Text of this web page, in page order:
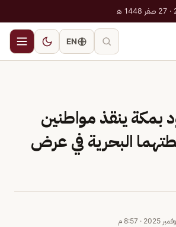
EN
ينقذ مواطنين
البحرية في عرض
· 8:57 م